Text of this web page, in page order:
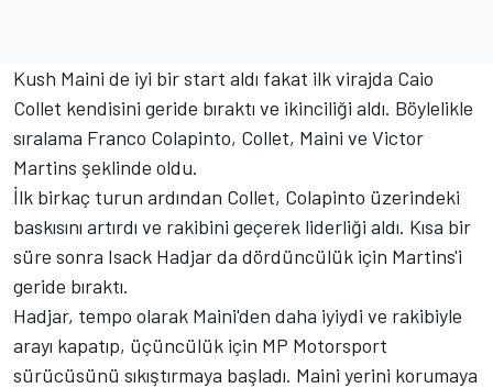
Kush Maini de iyi bir start aldı fakat ilk virajda Caio
Collet kendisini geride bıraktı ve ikinciliği aldı. Böylelikle
sıralama Franco Colapinto, Collet, Maini ve Victor
Martins şeklinde oldu.
İlk birkaç turun ardından Collet, Colapinto üzerindeki
baskısını artırdı ve rakibini geçerek liderliği aldı. Kısa bir
süre sonra Isack Hadjar da dördüncülük için Martins'i
geride bıraktı.
Hadjar, tempo olarak Maini'den daha iyiydi ve rakibiyle
arayı kapatıp, üçüncülük için MP Motorsport
sürücüsünü sıkıştırmaya başladı. Maini yerini korumaya